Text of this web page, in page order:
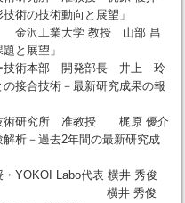
技術の技術動向と展望」
授 山部 昌
と展望」
術本部 開発部長 井上 玲
の接合技術－最新研究成果の報
准教授 梶原 優介
解析－過去2年間の最新研究成
Labo代表 横井 秀俊
上） 横井 秀俊